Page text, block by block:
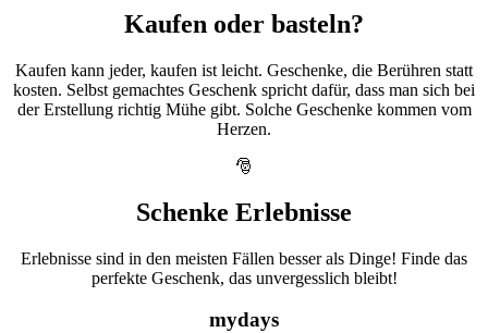
Kaufen oder basteln?
Kaufen kann jeder, kaufen ist leicht. Geschenke, die Berühren statt
kosten. Selbst gemachtes Geschenk spricht dafür, dass man sich bei
der Erstellung richtig Mühe gibt. Solche Geschenke kommen vom
Herzen.
🎅
Schenke Erlebnisse
Erlebnisse sind in den meisten Fällen besser als Dinge! Finde das
perfekte Geschenk, das unvergesslich bleibt!
mydays